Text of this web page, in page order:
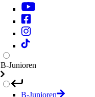
B-Junioren
B-Junioren